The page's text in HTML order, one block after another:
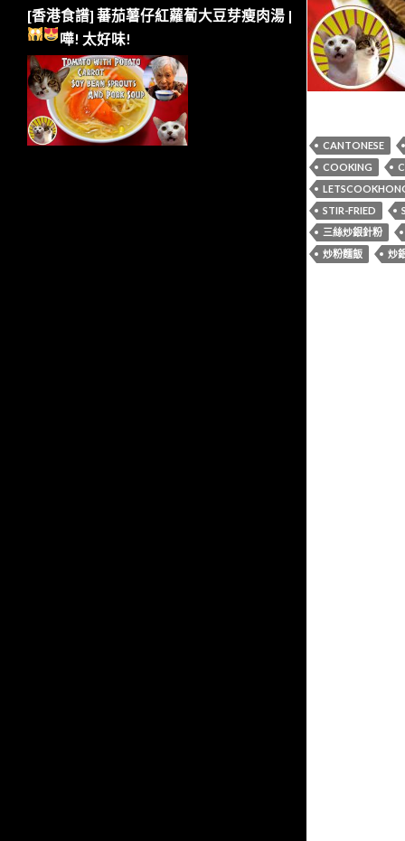
CANTONESE
COOKING
STIR-FRIED
三絲炒銀針粉
炒粉麵飯
炒
[香港食譜] 蕃茄薯仔紅蘿蔔大豆芽瘦肉湯 |
嘩! 太好味!